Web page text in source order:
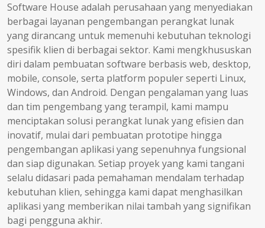
Software House adalah perusahaan yang menyediakan
berbagai layanan pengembangan perangkat lunak
yang dirancang untuk memenuhi kebutuhan teknologi
spesifik klien di berbagai sektor. Kami mengkhususkan
diri dalam pembuatan software berbasis web, desktop,
mobile, console, serta platform populer seperti Linux,
Windows, dan Android. Dengan pengalaman yang luas
dan tim pengembang yang terampil, kami mampu
menciptakan solusi perangkat lunak yang efisien dan
inovatif, mulai dari pembuatan prototipe hingga
pengembangan aplikasi yang sepenuhnya fungsional
dan siap digunakan. Setiap proyek yang kami tangani
selalu didasari pada pemahaman mendalam terhadap
kebutuhan klien, sehingga kami dapat menghasilkan
aplikasi yang memberikan nilai tambah yang signifikan
bagi pengguna akhir.